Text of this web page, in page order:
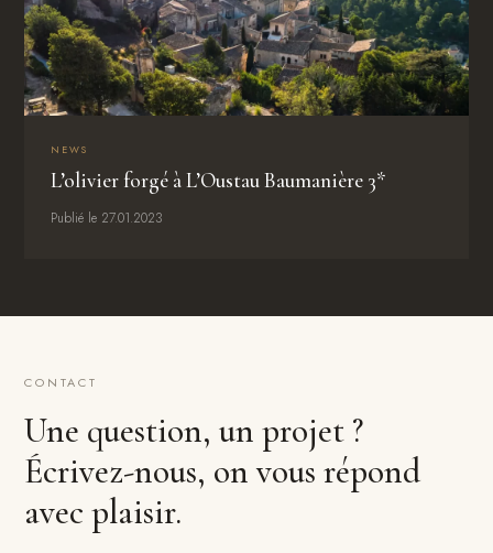
NEWS
L’olivier forgé à L’Oustau Baumanière 3*
Publié le 27.01.2023
CONTACT
Une question, un projet ?
Écrivez-nous, on vous répond
avec plaisir.